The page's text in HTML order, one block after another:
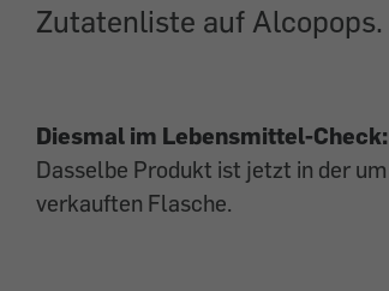
Zutatenliste auf Alcopops.
Diesmal im Lebensmittel-Check:
Dasselbe Produkt ist jetzt in der
verkauften Flasche.